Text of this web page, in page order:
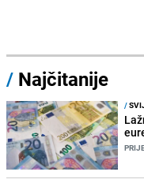
/ Najčitanije
/